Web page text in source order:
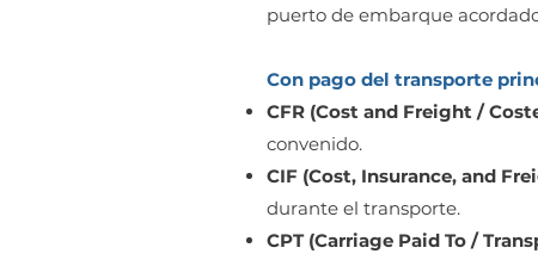
puerto de embarque
Con pago del transporte
CFR (Cost and Freight /
convenido.
CIF (Cost, Insurance, and
durante el transporte.
CPT (Carriage Paid To /